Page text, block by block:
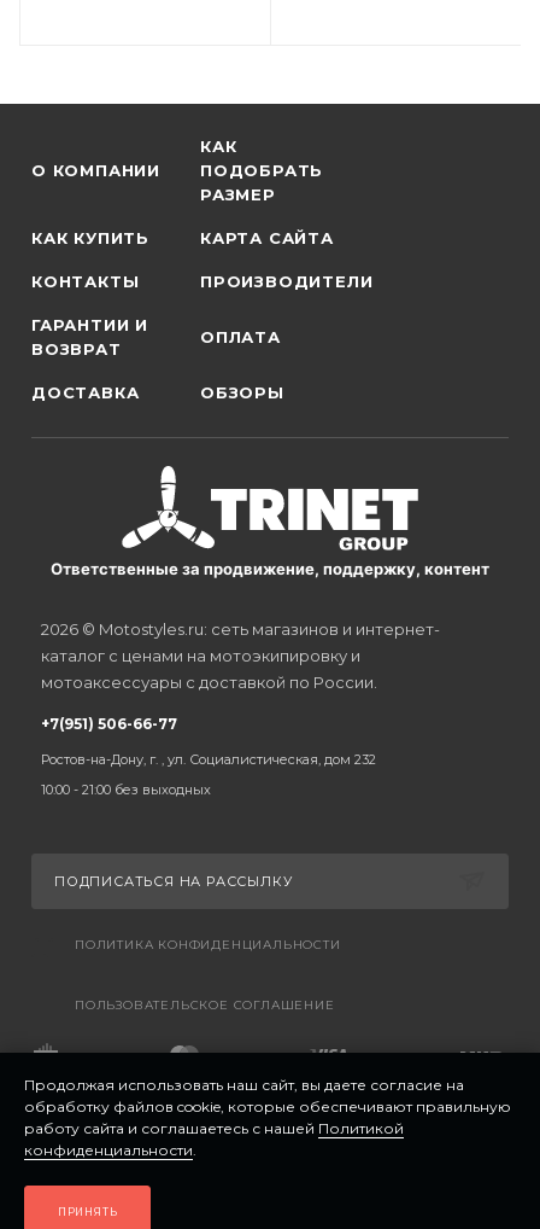
О КОМПАНИИ
КАК
ПОДОБРАТЬ
РАЗМЕР
КАК КУПИТЬ КАРТА САЙТА
КОНТАКТЫ ПРОИЗВОДИТЕЛИ
ГАРАНТИИ И
ВОЗВРАТ
ОПЛАТА
ДОСТАВКА ОБЗОРЫ
Ответственные за продвижение, поддержку, контент
2026 © Motostyles.ru: сеть магазинов и интернет-
каталог с ценами на мотоэкипировку и
мотоаксессуары с доставкой по России.
+7(951) 506-66-77
Ростов-на-Дону, г. , ул. Социалистическая, дом 232
10:00 - 21:00 без выходных
ПОДПИСАТЬСЯ НА РАССЫЛКУ
ПОЛИТИКА КОНФИДЕНЦИАЛЬНОСТИ
ПОЛЬЗОВАТЕЛЬСКОЕ СОГЛАШЕНИЕ
Продолжая использовать наш сайт, вы даете согласие на
обработку файлов cookie, которые обеспечивают правильную
работу сайта и соглашаетесь с нашей Политикой
конфиденциальности.
ПРИНЯТЬ